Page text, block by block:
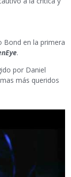
Bond en la primera
.
por Daniel
más queridos